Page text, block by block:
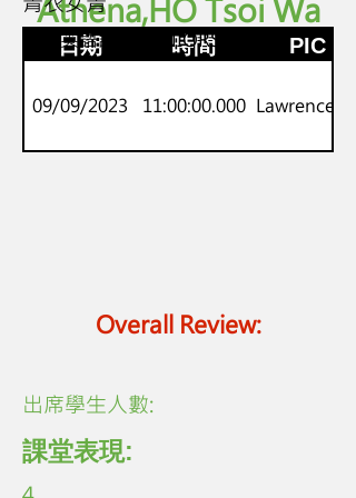
Athena,HO Tsoi Wa
日期 時間 PIC
09/09/2023 11:00:00.000 Lawrence Lo
Overall Review:
劍橋英語課程 JUNIORS
​出席學生人數:
課堂表現: